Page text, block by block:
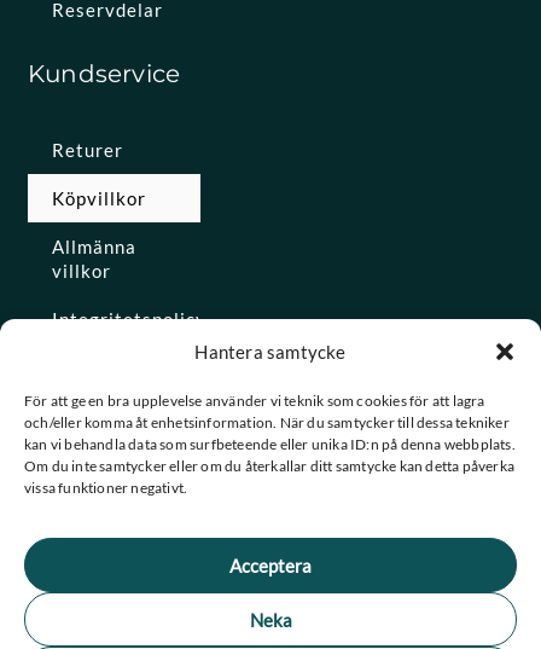
Hantera samtycke
För att ge en bra upplevelse använder vi teknik som cookies för att lagra
och/eller komma åt enhetsinformation. När du samtycker till dessa tekniker
kan vi behandla data som surfbeteende eller unika ID:n på denna webbplats.
Om du inte samtycker eller om du återkallar ditt samtycke kan detta påverka
vissa funktioner negativt.
Acceptera
Neka
Reservdelar
Kundservice
Returer
Köpvillkor
Allmänna
villkor
Integritetspolicy
Konto
★ Trustpilot